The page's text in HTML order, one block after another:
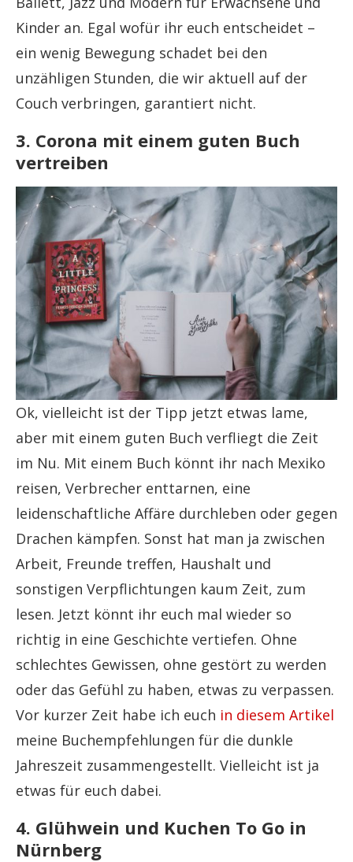
Kinder an. Egal wofür ihr euch entscheidet –
ein wenig Bewegung schadet bei den
unzähligen Stunden, die wir aktuell auf der
Couch verbringen, garantiert nicht.
3. Corona mit einem guten Buch
vertreiben
Ok, vielleicht ist der Tipp jetzt etwas lame,
aber mit einem guten Buch verfliegt die Zeit
im Nu. Mit einem Buch könnt ihr nach Mexiko
reisen, Verbrecher enttarnen, eine
leidenschaftliche Affäre durchleben oder gegen
Drachen kämpfen. Sonst hat man ja zwischen
Arbeit, Freunde treffen, Haushalt und
sonstigen Verpflichtungen kaum Zeit, zum
lesen. Jetzt könnt ihr euch mal wieder so
richtig in eine Geschichte vertiefen. Ohne
schlechtes Gewissen, ohne gestört zu werden
oder das Gefühl zu haben, etwas zu verpassen.
Vor kurzer Zeit habe ich euch in diesem Artikel
meine Buchempfehlungen für die dunkle
Jahreszeit zusammengestellt. Vielleicht ist ja
etwas für euch dabei.
4. Glühwein und Kuchen To Go in
Nürnberg